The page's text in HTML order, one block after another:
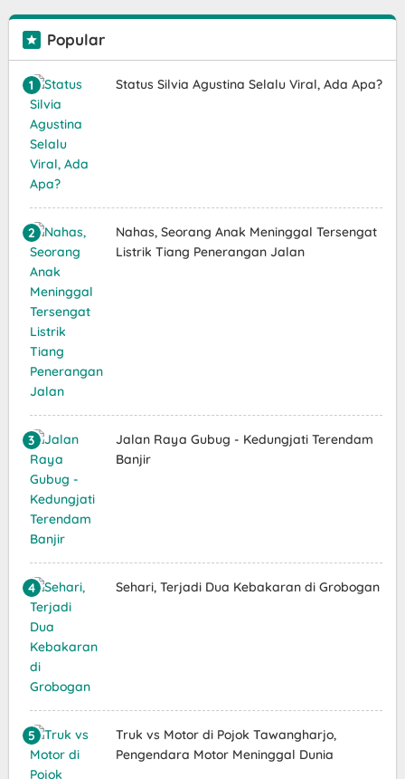
Popular
Status Silvia Agustina Selalu Viral, Ada Apa?
Nahas, Seorang Anak Meninggal Tersengat
Listrik Tiang Penerangan Jalan
Jalan Raya Gubug - Kedungjati Terendam
Banjir
Sehari, Terjadi Dua Kebakaran di Grobogan
Truk vs Motor di Pojok Tawangharjo,
Pengendara Motor Meninggal Dunia